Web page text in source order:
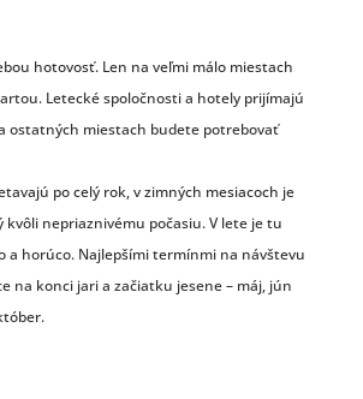
hotovosť. Len na veľmi málo miestach
Letecké spoločnosti a hotely prijímajú
ostatných miestach budete potrebovať
po celý rok, v zimných mesiacoch je
kvôli nepriaznivému počasiu. V lete je tu
a horúco. Najlepšími termínmi na návštevu
na konci jari a začiatku jesene – máj, jún